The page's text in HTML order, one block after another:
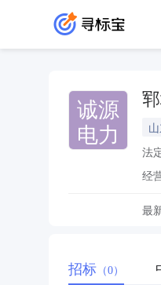
诚源
电力
法
经
最
招标 （0）